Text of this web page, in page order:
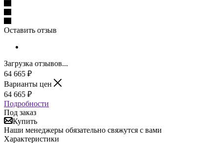
Оставить отзыв
Загрузка отзывов...
64 665 ₽
Варианты цен
64 665 ₽
Подробности
Под заказ
Купить
Наши менеджеры обязательно свяжутся с вами
Характеристики